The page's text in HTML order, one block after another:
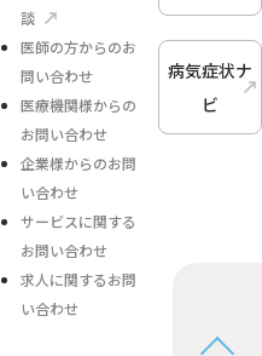
談
医師の方からのお
問い合わせ
医療機関様からの
お問い合わせ
企業様からのお問
い合わせ
サービスに関する
お問い合わせ
求人に関するお問
い合わせ
病気症状ナ
ビ